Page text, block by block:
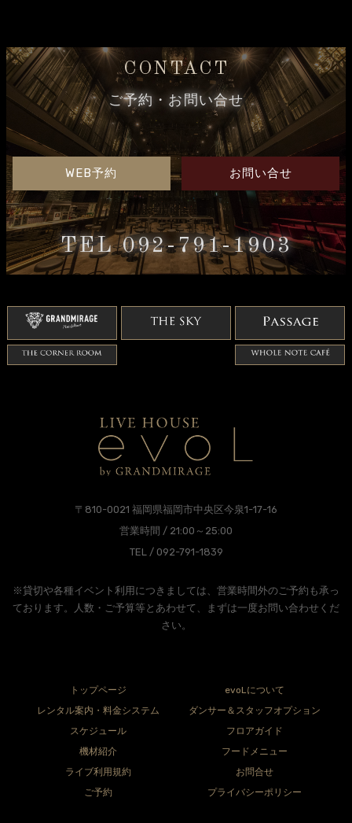
CONTACT
ご予約・お問い合せ
WEB予約 お問い合せ
TEL 092-791-1903
〒810-0021 福岡県福岡市中央区今泉1-17-16
営業時間 / 21:00～25:00
TEL / 092-791-1839
※貸切や各種イベント利用につきましては、営業時間外のご予約も承っ
ております。人数・ご予算等とあわせて、まずは一度お問い合わせくだ
さい。
トップページ
evoLについて
レンタル案内・料金システム
ダンサー＆スタッフオプション
スケジュール
フロアガイド
機材紹介
フードメニュー
ライブ利用規約
お問合せ
ご予約
プライバシーポリシー